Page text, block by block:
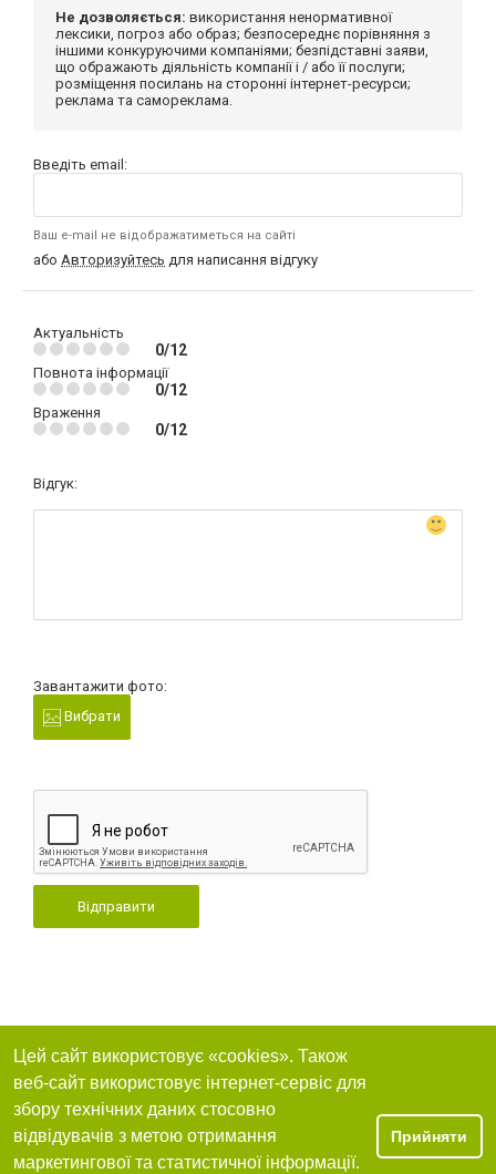
Не дозволяється: використання ненормативної
лексики, погроз або образ; безпосереднє порівняння з
іншими конкуруючими компаніями; безпідставні заяви,
що ображають діяльність компанії і / або її послуги;
розміщення посилань на сторонні інтернет-ресурси;
реклама та самореклама.
Введіть email:
Ваш e-mail не відображатиметься на сайті
або Авторизуйтесь для написання відгуку
Актуальність
0/12
Повнота інформації
0/12
Враження
0/12
Відгук:
Завантажити фото:
Вибрати
Відправити
Цей сайт використовує «cookies». Також
веб-сайт використовує інтернет-сервіс для
збору технічних даних стосовно
відвідувачів з метою отримання
маркетингової та статистичної інформації.
Прийняти